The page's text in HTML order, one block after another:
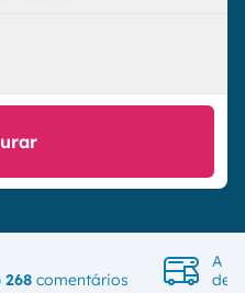
268 comentários
A
de